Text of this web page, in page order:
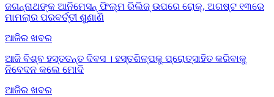
ଜଗନ୍ନାଥଙ୍କ ଆନିମେସନ୍ ଫିଲ୍ମ ରିଲିଜ୍ ଉପରେ ରୋକ୍, ଅଗଷ୍ଟ ୧୩ରେ
ମାମଲାର ପରବର୍ତ୍ତୀ ଶୁଣାଣି
ଆଜିର ଖବର
ଆଜି ବିଶ୍ବ ହସ୍ତତନ୍ତ ଦିବସ । ହସ୍ତଶିଳ୍ପକୁ ପ୍ରୋତ୍ସାହିତ କରିବାକୁ
ନିବେଦନ କଲେ ମୋଦି
ଆଜିର ଖବର